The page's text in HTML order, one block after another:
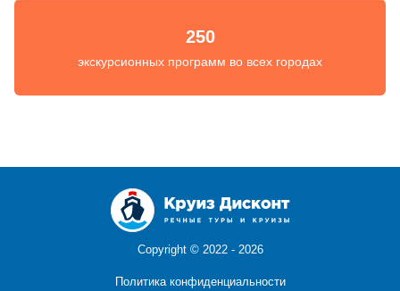
250
экскурсионных программ во всех городах
Copyright © 2022 - 2026
Политика конфиденциальности